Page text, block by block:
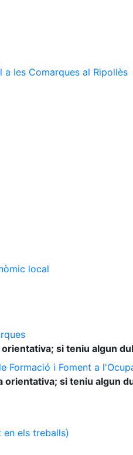
les Comarques al Ripollès
local
si teniu algun
Formació i Foment a
si teniu algun
els treballs)